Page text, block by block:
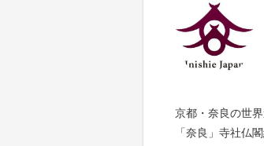
京都・奈良の世
「奈良」寺社仏